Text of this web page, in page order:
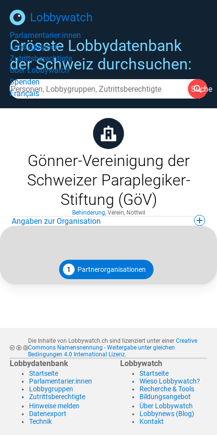
Lobbywatch
Parlamentarier:innen
Lobbygruppen
Zutrittsberechtigte
Über Lobbywatch
Spenden
Français
Grösste Lobbydatenbank
der Schweiz durchsuchen:
Suche
Gönner-Vereinigung der
Schweizer Paraplegiker-
Stiftung (GöV)
Behinderung, Verein, Nottwil
Angaben zur Organisation
1 Partnerorganisationen
Die Inhalte von Lobbywatch.ch sind lizenziert unter einer Creative
Commons Namensnennung - Weitergabe unter gleichen
Bedingungen 4.0 International Lizenz.
Lobbydatenbank
Startseite
Parlamentarier:innen
Lobbygruppen
Zutrittsberechtigte
Hinweise melden
Datenexport
Technik
Lobbywatch
Startseite
Wieso Lobbywatch?
Recherche & Tools
Bildungsangebot
Über Lobbywatch
Lobbynews (Blog)
Kontakt